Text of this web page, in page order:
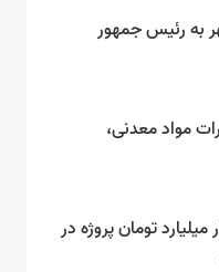
به رئیس جمهور
مواد معدنی،
بوشهر: ۲۶۰ هزار میلیارد تومان پروژه در